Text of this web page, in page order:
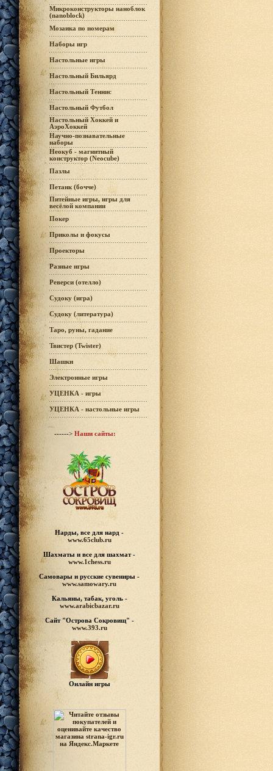
Микроконструкторы наноблок
(nanoblock)
Мозаика по номерам
Наборы игр
Настольные игры
Настольный Бильярд
Настольный Теннис
Настольный Футбол
Настольный Хоккей и
АэроХоккей
Научно-познавательные
наборы
Неокуб - магнитный
конструктор (Neocube)
Пазлы
Петанк (бочче)
Питейные игры, игры для
весёлой компании
Покер
Приколы и фокусы
Проекторы
Разные игры
Реверси (отелло)
Судоку (игра)
Судоку (литература)
Таро, руны, гадание
Твистер (Twister)
Шашки
Электронные игры
УЦЕНКА - игры
УЦЕНКА - настольные игры
------> Наши сайты:
Нарды, все для нард -
www.65club.ru
Шахматы и все для шахмат -
www.1chess.ru
Самовары и русские сувениры -
www.samowary.ru
Кальяны, табак, уголь -
www.arabicbazar.ru
Сайт "Острова Сокровищ" -
www.393.ru
Онлайн игры